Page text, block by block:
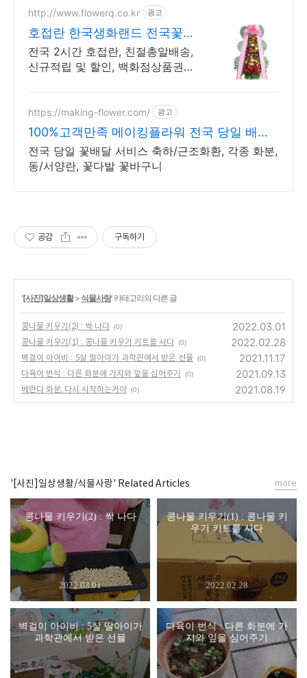
http://www.flowerq.co.kr 광고
호접란 한국생화랜드 전국꽃배
달 총알배송
전국 2시간 호접란, 친절총알배송,
신규적립 및 할인, 백화점상품권
https://making-flower.com/ 광고
100%고객만족 메이킹플라워 전국 당일 배송
꽃배달서비스
전국 당일 꽃배달 서비스 축하/근조화환, 각종 화분,
동/서양란, 꽃다발 꽃바구니
공감 구독하기
'[사진]일상생활> 식물사랑' 카테고리의 다른 글
콩나물 키우기(2) : 싹 나다 (0) 2022.03.01
콩나물 키우기(1) : 콩나물 키우기 키트를 사다 (0) 2022.02.28
벽걸이 아이비 : 5살 딸아이가 과학관에서 받은 선뮬 (0) 2021.11.17
다육이 번식 : 다른 화분에 가지와 잎을 심어주기 (0) 2021.09.13
베란다 화분, 다시 시작하는거야 (0) 2021.08.19
'[사진]일상생활/식물사랑' Related Articles
콩나물 키우기(2) : 싹 나다
2022.03.01
콩나물 키우기(1) : 콩나물 키
우기 키트를 사다
2022.02.28
벽걸이 아이비 : 5살 딸아이가
과학관에서 받은 선뮬
다육이 번식 : 다른 화분에 가
지와 잎을 심어주기
more